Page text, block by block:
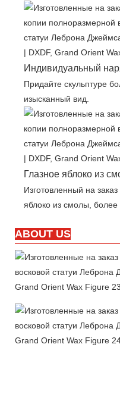
Индивидуальный
Придайте скульптуре
изысканный вид.
Глазное яблоко из
Изготовленный на заказ
яблоко из смолы, более
ABOUT US